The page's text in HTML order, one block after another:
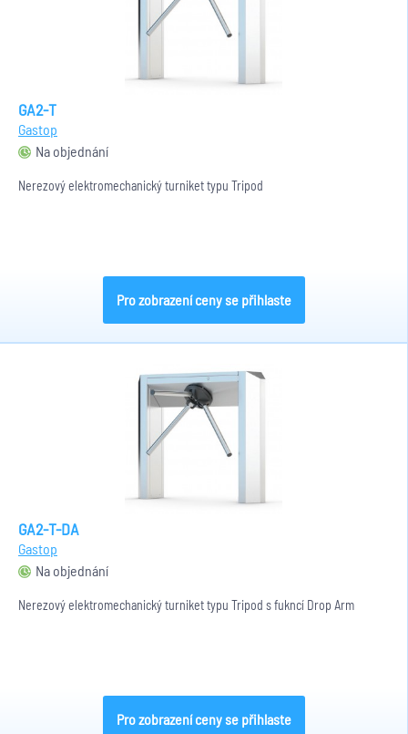
GA2-T
Gastop
Na objednání
Nerezový elektromechanický turniket typu Tripod
Pro zobrazení ceny se přihlaste
GA2-T-DA
Gastop
Na objednání
Nerezový elektromechanický turniket typu Tripod s fukncí Drop Arm
Pro zobrazení ceny se přihlaste